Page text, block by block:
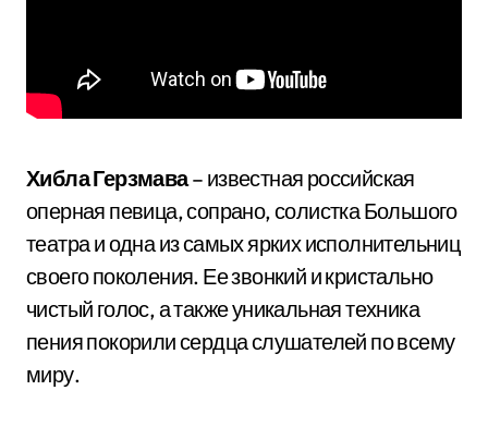
Хибла Герзмава– известная российская
оперная певица, сопрано, солистка Большого
театра и одна из самых ярких исполнительниц
своего поколения. Ее звонкий и кристально
чистый голос, а также уникальная техника
пения покорили сердца слушателей по всему
миру.